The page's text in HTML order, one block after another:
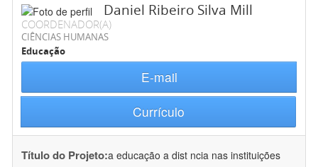
Daniel Ribeiro Silva Mill
COORDENADOR(A)
CIÊNCIAS HUMANAS
Educação
E-mail
Currículo
Título do Projeto:a educação a dist ncia nas instituições